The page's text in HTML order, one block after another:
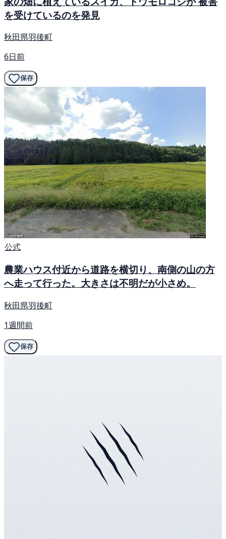
を受けているのを発見
秋田県羽後町
6日前
保存
公式
農業ハウス付近から道路を横切り、南側の山の方
へ走って行った。大きさは不明だが小さめ。
秋田県羽後町
1週間前
保存